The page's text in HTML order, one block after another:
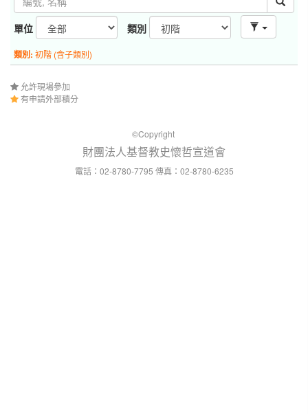
單位 類別
類別: 初階 (含子類別)
允許現場參加
有申請外部積分
©Copyright
財團法人基督教史懷哲宣道會
電話：02-8780-7795 傳真：02-8780-6235